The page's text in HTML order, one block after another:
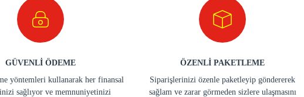
GÜVENLİ ÖDEME
yöntemleri kullanarak her finansal
sağlıyor ve memnuniyetinizi
ÖZENLİ PAKETLEME
Siparişlerinizi özenle paketleyip göndererek
sağlam ve zarar görmeden sizlere ulaşmasını